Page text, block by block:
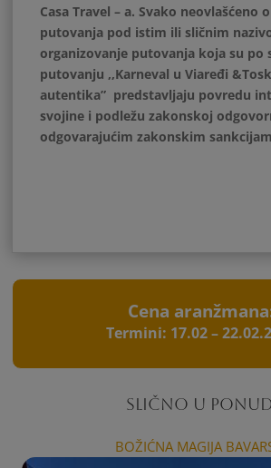
Casa Travel – a. Svako neovlašćeno
putovanja pod istim ili sličnim
organizovanje putovanja koja su po
putovanju ,,Karneval u Viaređi
autentika” predstavljaju povredu
svojine i podležu zakonskoj
odgovarajućim zakonskim
Cena
Termini: 17.02 –
SLIČNO U
BOŽIĆNA MAGIJA